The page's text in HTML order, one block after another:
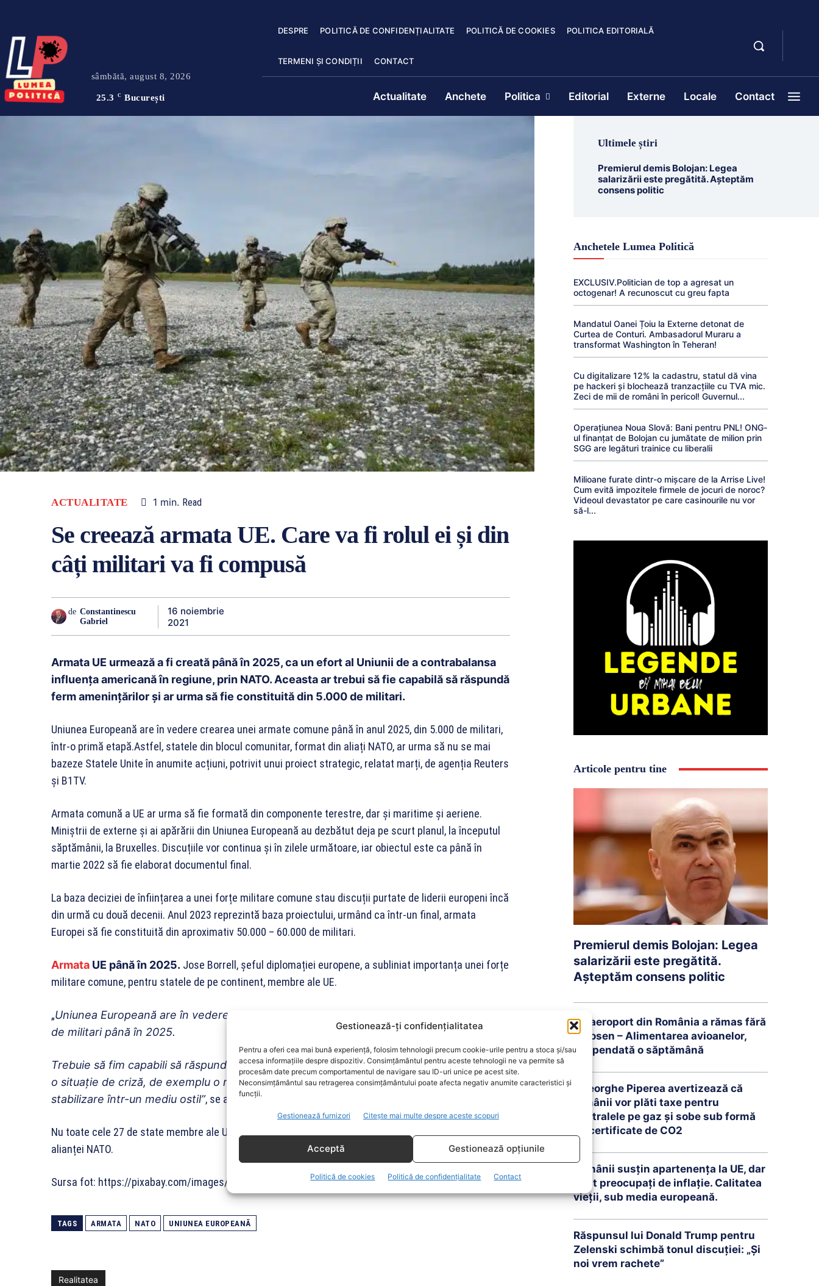
Gestionează-ți confidențialitatea
Pentru a oferi cea mai bună experiență, folosim tehnologii precum cookie-urile pentru a stoca și/sau
accesa informațiile despre dispozitiv. Consimțământul pentru aceste tehnologii ne va permite să
procesăm date precum comportamentul de navigare sau ID-uri unice pe acest site.
Neconsimțământul sau retragerea consimțământului poate afecta negativ anumite caracteristici și
funcții.
Gestionează furnizori Citește mai multe despre aceste scopuri
Acceptă Gestionează opțiunile
Politică de cookies Politică de confidențialitate Contact
sâmbătă, august 8, 2026
25.3 C București
DESPRE POLITICĂ DE CONFIDENȚIALITATE POLITICĂ DE COOKIES POLITICA EDITORIALĂ
TERMENI ȘI CONDIȚII CONTACT
Actualitate Anchete Politica Editorial Externe Locale Contact
ACTUALITATE 1 min. Read
Se creează armata UE. Care va fi rolul ei și din
câți militari va fi compusă
de Constantinescu
Gabriel
16 noiembrie
2021
Armata UE urmează a fi creată până în 2025, ca un efort al Uniunii de a contrabalansa
influența americană în regiune, prin NATO. Aceasta ar trebui să fie capabilă să răspundă
ferm amenințărilor și ar urma să fie constituită din 5.000 de militari.
Uniunea Europeană are în vedere crearea unei armate comune până în anul 2025, din 5.000 de militari,
într-o primă etapă.Astfel, statele din blocul comunitar, format din aliați NATO, ar urma să nu se mai
bazeze Statele Unite în anumite acțiuni, potrivit unui proiect strategic, relatat marți, de agenția Reuters
și B1TV.
Armata comună a UE ar urma să fie formată din componente terestre, dar și maritime și aeriene.
Miniștrii de externe și ai apărării din Uniunea Europeană au dezbătut deja pe scurt planul, la începutul
săptămânii, la Bruxelles. Discuțiile vor continua și în zilele următoare, iar obiectul este ca până în
martie 2022 să fie elaborat documentul final.
La baza deciziei de înființarea a unei forțe militare comune stau discuții purtate de liderii europeni încă
din urmă cu două decenii. Anul 2023 reprezintă baza proiectului, urmând ca într-un final, armata
Europei să fie constituită din aproximativ 50.000 – 60.000 de militari.
Armata UE până în 2025. Jose Borrell, șeful diplomației europene, a subliniat importanța unei forțe
militare comune, pentru statele de pe continent, membre ale UE.
„Uniunea Europeană are în vedere crearea unei forţe militare comune de până la 5.000
de militari până în 2025.
Trebuie să fim capabili să răspundem la ameninţări iminente sau să reacţionăm rapid la
o situaţie de criză, de exemplu o misiune de salvare şi evacuare sau o operaţiune de
stabilizare într-un mediu ostil”, se arată în proiectul numit „Busola Strategică”.
Nu toate cele 27 de state membre ale UE și-au dat acordul pentru armata comună, operabilă în afara
alianței NATO.
Sursa fot: https://pixabay.com/images/id-2679138/
TAGS ARMATA NATO UNIUNEA EUROPEANĂ
Realitatea
Ultimele știri
Premierul demis Bolojan: Legea
salarizării este pregătită. Așteptăm
consens politic
Anchetele Lumea Politică
EXCLUSIV.Politician de top a agresat un
octogenar! A recunoscut cu greu fapta
Mandatul Oanei Țoiu la Externe detonat de
Curtea de Conturi. Ambasadorul Muraru a
transformat Washington în Teheran!
Cu digitalizare 12% la cadastru, statul dă vina
pe hackeri și blochează tranzacțiile cu TVA mic.
Zeci de mii de români în pericol! Guvernul...
Operațiunea Noua Slovă: Bani pentru PNL! ONG-
ul finanțat de Bolojan cu jumătate de milion prin
SGG are legături trainice cu liberalii
Milioane furate dintr-o mișcare de la Arrise Live!
Cum evită impozitele firmele de jocuri de noroc?
Videoul devastator pe care casinourile nu vor
să-l...
Articole pentru tine
Premierul demis Bolojan: Legea
salarizării este pregătită.
Așteptăm consens politic
Un aeroport din România a rămas fără
kerosen – Alimentarea avioanelor,
suspendată o săptămână
Gheorghe Piperea avertizează că
românii vor plăti taxe pentru
centralele pe gaz și sobe sub formă
de certificate de CO2
Românii susțin apartenența la UE, dar
sunt preocupați de inflație. Calitatea
vieții, sub media europeană.
Răspunsul lui Donald Trump pentru
Zelenski schimbă tonul discuției: „Și
noi vrem rachete”